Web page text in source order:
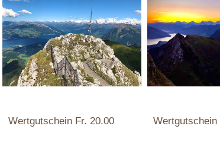
Wertgutschein Fr. 20.00 Wertgutschein